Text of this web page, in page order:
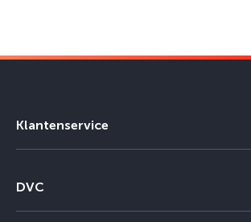
Klantenservice
DVC